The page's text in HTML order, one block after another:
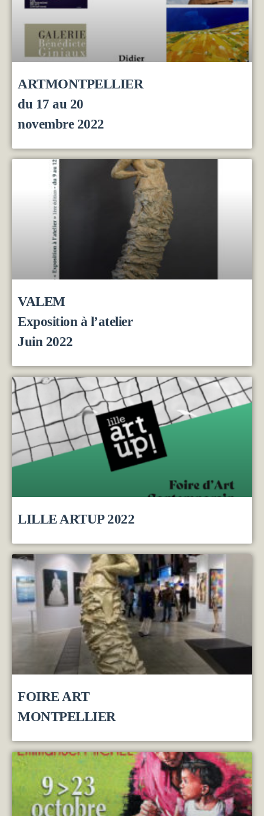
ARTMONTPELLIER
du 17 au 20
novembre 2022
VALEM
Exposition à l’atelier
Juin 2022
LILLE ARTUP 2022
FOIRE ART
MONTPELLIER